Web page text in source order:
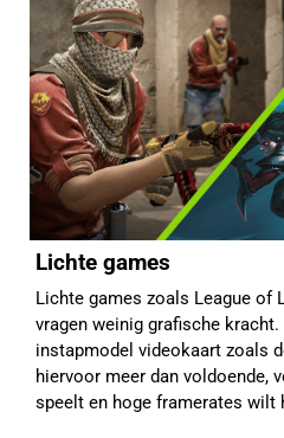
Lichte games
Lichte games zoals League of
vragen weinig grafische
instapmodel videokaart zoals
hiervoor meer dan voldoende,
speelt en hoge framerates wilt